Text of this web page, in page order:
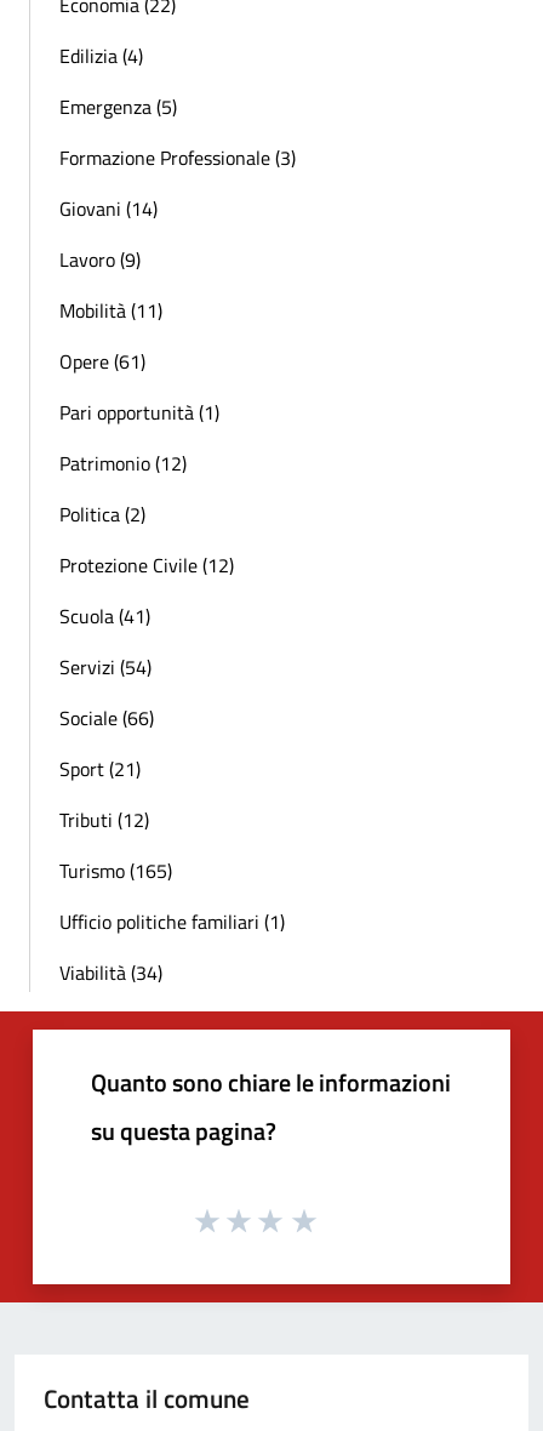
Edilizia (4)
Emergenza (5)
Formazione Professionale (3)
Giovani (14)
Lavoro (9)
Mobilità (11)
Opere (61)
Pari opportunità (1)
Patrimonio (12)
Politica (2)
Protezione Civile (12)
Scuola (41)
Servizi (54)
Sociale (66)
Sport (21)
Tributi (12)
Turismo (165)
Ufficio politiche familiari (1)
Viabilità (34)
Quanto sono chiare le informazioni
su questa pagina?
Contatta il comune